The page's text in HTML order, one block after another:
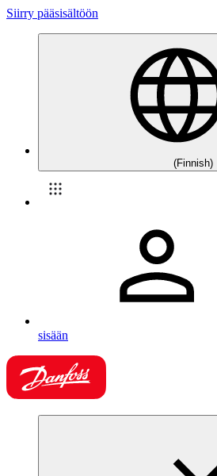
Siirry pääsisältöön
(Finnish)
sisään